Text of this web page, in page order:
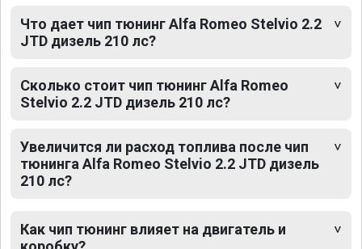
Что дает чип тюнинг Alfa Romeo Stelvio 2.2
JTD дизель 210 лс?
Сколько стоит чип тюнинг Alfa Romeo
Stelvio 2.2 JTD дизель 210 лс?
Увеличится ли расход топлива после чип
тюнинга Alfa Romeo Stelvio 2.2 JTD дизель
210 лс?
Как чип тюнинг влияет на двигатель и